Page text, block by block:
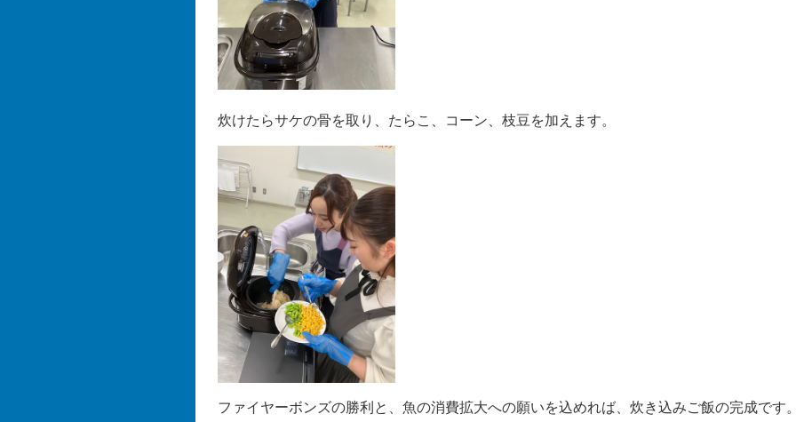
炊けたらサケの骨を取り、たらこ、コーン、枝豆を加えます。
ファイヤーボンズの勝利と、魚の消費拡大への願いを込めれば、炊き込みご飯の完成です